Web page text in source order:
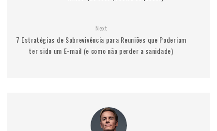
Next
7 Estratégias de Sobrevivência para Reuniões que Poderiam
ter sido um E-mail (e como não perder a sanidade)